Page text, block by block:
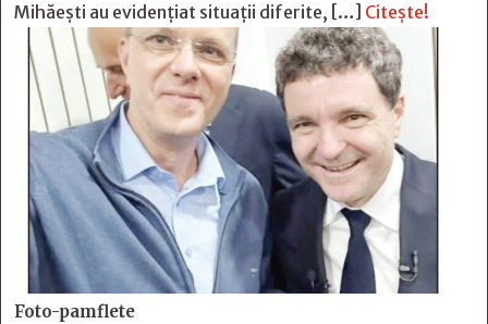
Mihăești au evidențiat situații diferite, […] Citește!
Foto-pamflete